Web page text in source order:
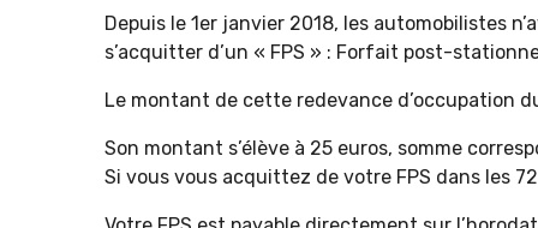
Depuis le 1er janvier 2018, les automobilistes
s’acquitter d’un « FPS » : Forfait post-
Le montant de cette redevance d’occupation
Son montant s’élève à 25 euros, somme
Si vous vous acquittez de votre FPS dans les